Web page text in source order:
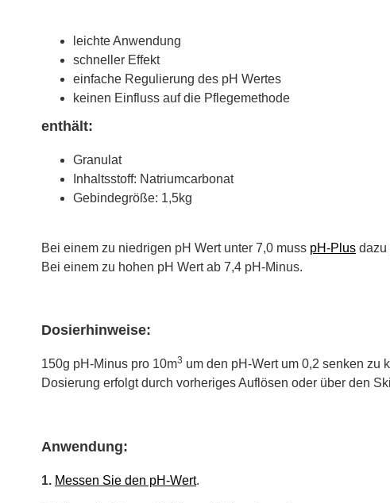
leichte Anwendung
schneller Effekt
einfache Regulierung des pH Wertes
keinen Einfluss auf die Pflegemethode
enthält:
Granulat
Inhaltsstoff: Natriumcarbonat
Gebindegröße: 1,5kg
Bei einem zu niedrigen pH Wert unter 7,0 muss pH-Plus dazu
Bei einem zu hohen pH Wert ab 7,4 pH-Minus.
Dosierhinweise:
150g pH-Minus pro 10m3 um den pH-Wert um 0,2 senken zu
Dosierung erfolgt durch vorheriges Auflösen oder über den
Anwendung:
1. Messen Sie den pH-Wert.